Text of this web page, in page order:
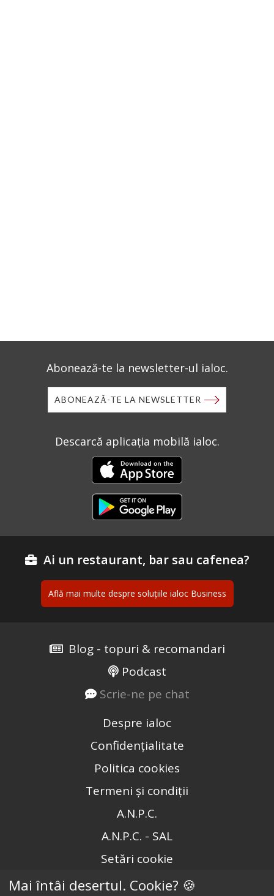
Abonează-te la newsletter-ul ialoc.
ABONEAZĂ-TE LA NEWSLETTER
Descarcă aplicația mobilă ialoc.
Ai un restaurant, bar sau cafenea?
Află mai multe despre soluțiile ialoc Business
Blog - topuri & recomandari
Podcast
Scrie-ne pe chat
Despre ialoc
Confidențialitate
Politica cookies
Termeni și condiții
A.N.P.C.
A.N.P.C. - SAL
Setări cookie
Restaurante București
Mai întâi desertul. Cookie? 🍪